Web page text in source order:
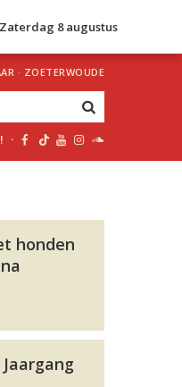
Zaterdag 8 augustus
· ZOETERWOUDE
·
honden